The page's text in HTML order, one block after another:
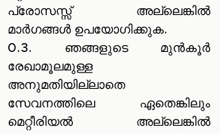
പ്രോസസ്സ് അല്ലെങ്കിൽ
മാർഗങ്ങൾ ഉപയോഗിക്കുക.
0.3. ഞങ്ങളുടെ മുൻകൂർ
രേഖാമൂലമുള്ള
അനുമതിയില്ലാതെ
സേവനത്തിലെ ഏതെങ്കിലും
മെറ്റീരിയൽ അല്ലെങ്കിൽ